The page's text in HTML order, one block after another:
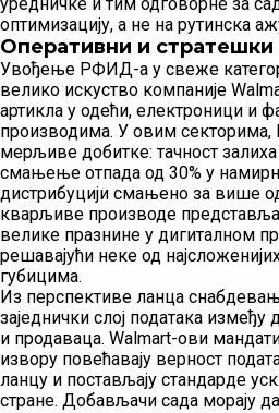
оптимизацију, а не на рутинска
Оперативни и стратешки
Увођење РФИД-а у свеже
велико искуство компаније
артикла у одећи, електроници и
производима. У овим
мерљиве добитке: тачност
смањење отпада од 30% у
дистрибуцији смањено за више
кварљиве производе
велике празнине у дигиталном
решавајући неке од
губицима.
Из перспективе ланца
заједнички слој података
и продаваца. Walmart-ови
извору повећавају верност
ланцу и постављају стандарде
стране. Добављачи сада морају